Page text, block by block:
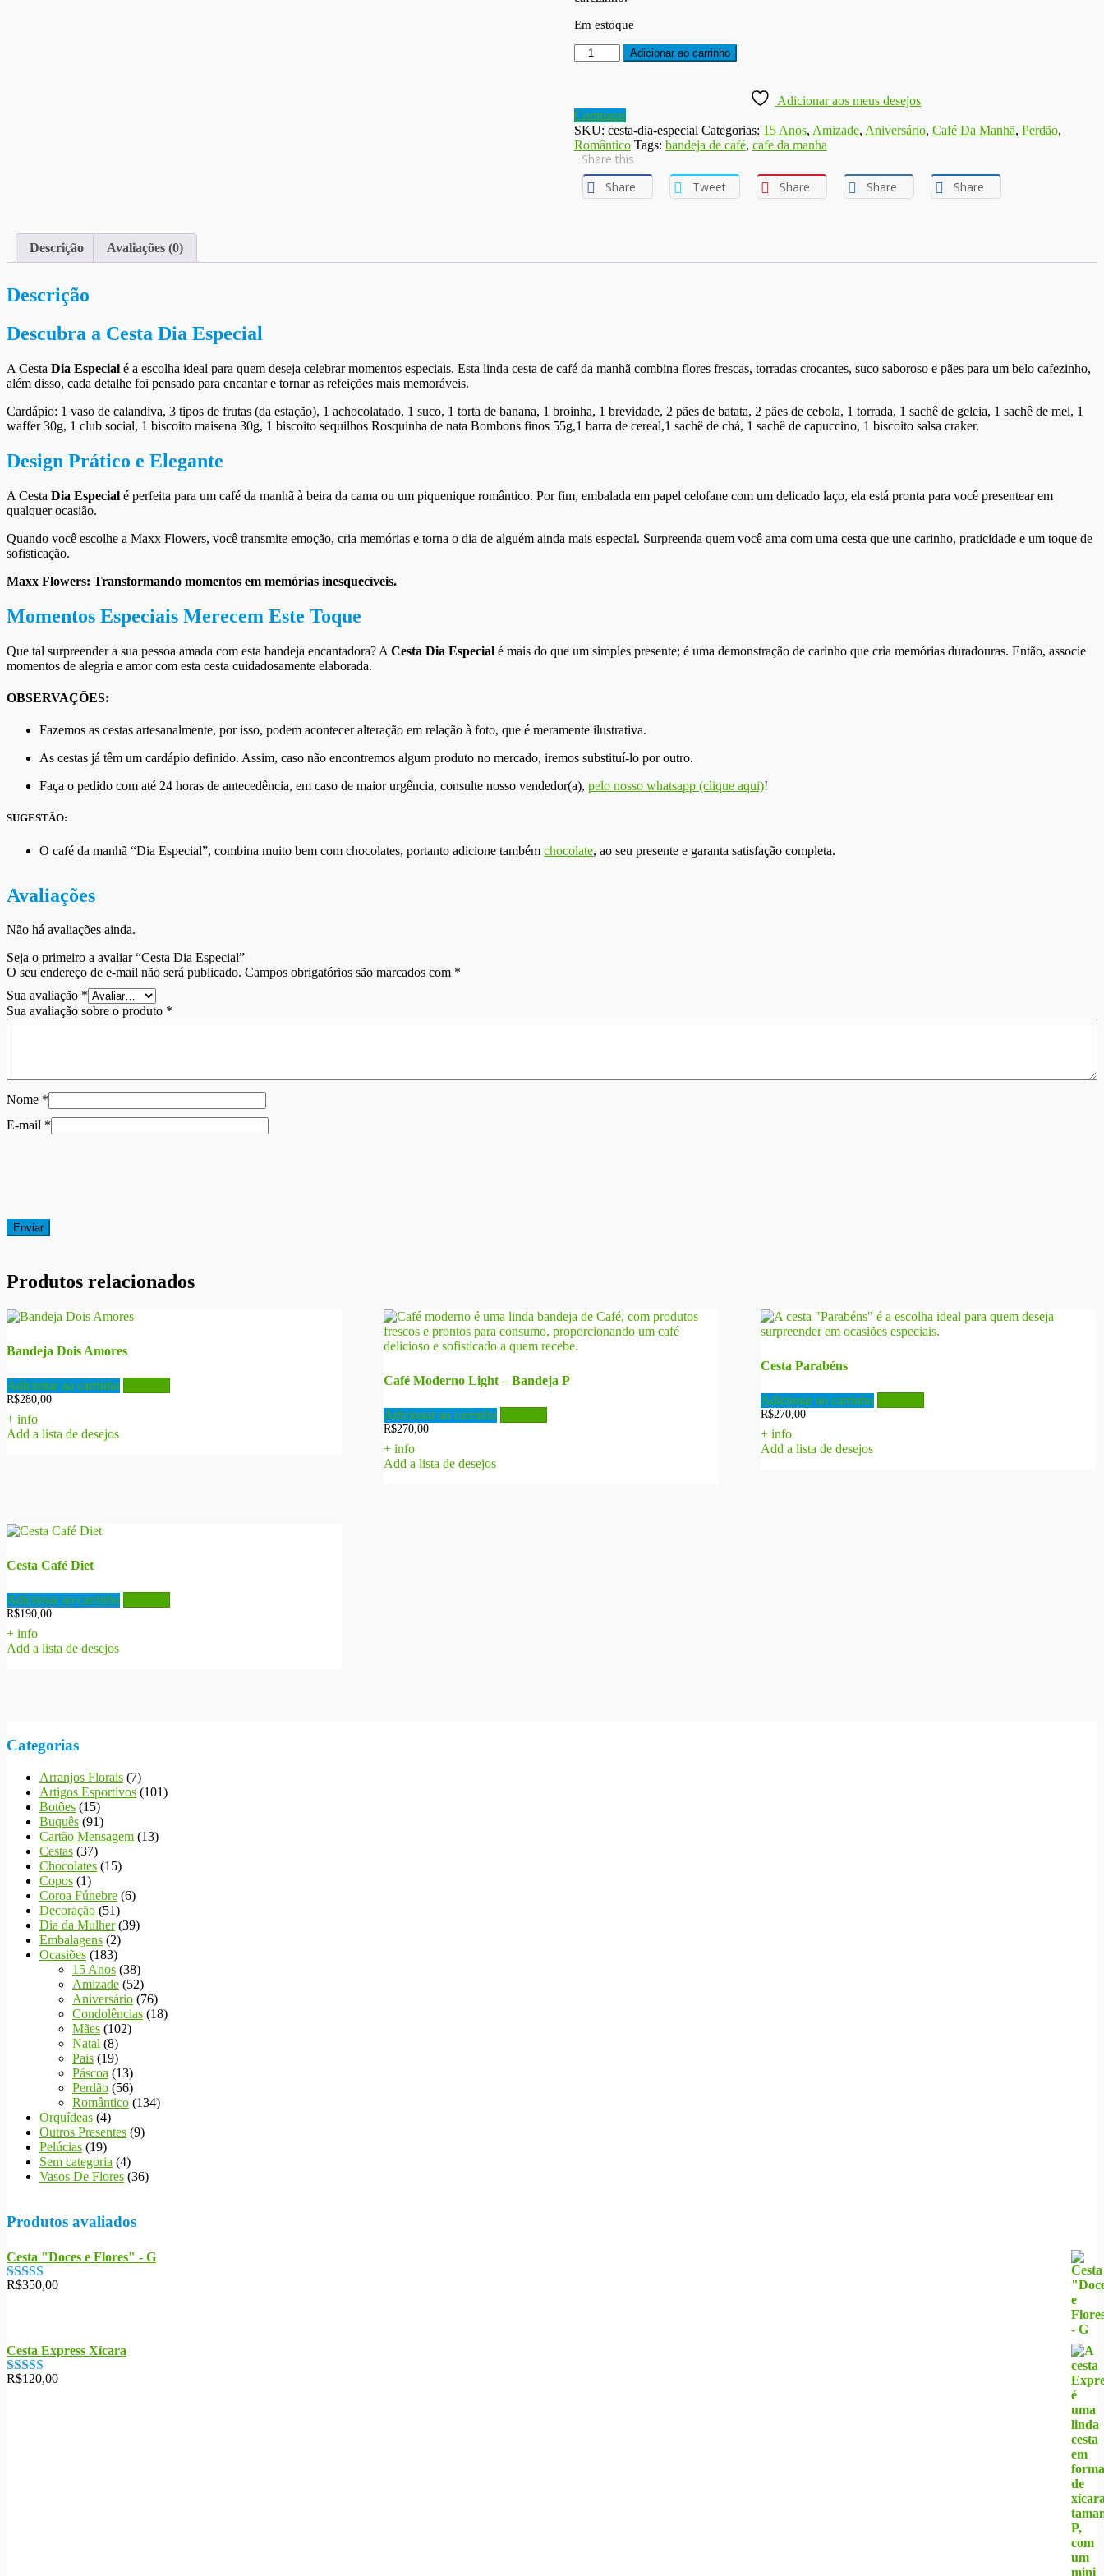
Em estoque
Cesta
Dia
Adicionar ao carrinho
Adicionar aos meus desejos
Comparar
SKU: cesta-dia-especial Categorias: 15 Anos, Amizade, Aniversário, Café Da Manhã, Perdão,
Romântico Tags: bandeja de café, cafe da manha
Share this
Share
Tweet Share Share Share
Descrição Avaliações (0)
Descrição
Descubra a Cesta Dia Especial
A Cesta Dia Especial é a escolha ideal para quem deseja celebrar momentos especiais. Esta linda cesta de café da manhã combina flores frescas, torradas crocantes, suco saboroso e pães para um belo cafezinho,
além disso, cada detalhe foi pensado para encantar e tornar as refeições mais memoráveis.
Cardápio: 1 vaso de calandiva, 3 tipos de frutas (da estação), 1 achocolatado, 1 suco, 1 torta de banana, 1 broinha, 1 brevidade, 2 pães de batata, 2 pães de cebola, 1 torrada, 1 sachê de geleia, 1 sachê de mel, 1
waffer 30g, 1 club social, 1 biscoito maisena 30g, 1 biscoito sequilhos Rosquinha de nata Bombons finos 55g,1 barra de cereal,1 sachê de chá, 1 sachê de capuccino, 1 biscoito salsa craker.
Design Prático e Elegante
A Cesta Dia Especial é perfeita para um café da manhã à beira da cama ou um piquenique romântico. Por fim, embalada em papel celofane com um delicado laço, ela está pronta para você presentear em
qualquer ocasião.
Quando você escolhe a Maxx Flowers, você transmite emoção, cria memórias e torna o dia de alguém ainda mais especial. Surpreenda quem você ama com uma cesta que une carinho, praticidade e um toque de
sofisticação.
Maxx Flowers: Transformando momentos em memórias inesquecíveis.
Momentos Especiais Merecem Este Toque
Que tal surpreender a sua pessoa amada com esta bandeja encantadora? A Cesta Dia Especial é mais do que um simples presente; é uma demonstração de carinho que cria memórias duradouras. Então, associe
momentos de alegria e amor com esta cesta cuidadosamente elaborada.
OBSERVAÇÕES:
Fazemos as cestas artesanalmente, por isso, podem acontecer alteração em relação à foto, que é meramente ilustrativa.
As cestas já têm um cardápio definido. Assim, caso não encontremos algum produto no mercado, iremos substituí-lo por outro.
Faça o pedido com até 24 horas de antecedência, em caso de maior urgência, consulte nosso vendedor(a), pelo nosso whatsapp (clique aqui)!
SUGESTÃO:
O café da manhã “Dia Especial”, combina muito bem com chocolates, portanto adicione também chocolate, ao seu presente e garanta satisfação completa.
Avaliações
Não há avaliações ainda.
Seja o primeiro a avaliar “Cesta Dia Especial”
O seu endereço de e-mail não será publicado. Campos obrigatórios são marcados com *
Sua avaliação *
Sua avaliação sobre o produto *
Nome *
E-mail *
Produtos relacionados
Bandeja Dois Amores
Adicionar ao carrinho
R$280,00
+ info
Add a lista de desejos
Café Moderno Light – Bandeja P
Adicionar ao carrinho
R$270,00
+ info
Add a lista de desejos
Cesta Parabéns
Adicionar ao carrinho
R$270,00
+ info
Add a lista de desejos
Cesta Café Diet
Adicionar ao carrinho
R$190,00
+ info
Add a lista de desejos
Categorias
Arranjos Florais (7)
Artigos Esportivos (101)
Botões (15)
Buquês (91)
Cartão Mensagem (13)
Cestas (37)
Chocolates (15)
Copos (1)
Coroa Fúnebre (6)
Decoração (51)
Dia da Mulher (39)
Embalagens (2)
Ocasiões (183)
15 Anos (38)
Amizade (52)
Aniversário (76)
Condolências (18)
Mães (102)
Natal (8)
Pais (19)
Páscoa (13)
Perdão (56)
Romântico (134)
Orquídeas (4)
Outros Presentes (9)
Pelúcias (19)
Sem categoria (4)
Vasos De Flores (36)
Produtos avaliados
Cesta "Doces e Flores" - G
Avaliação
R$350,00
Cesta Express Xícara
Avaliação
R$120,00